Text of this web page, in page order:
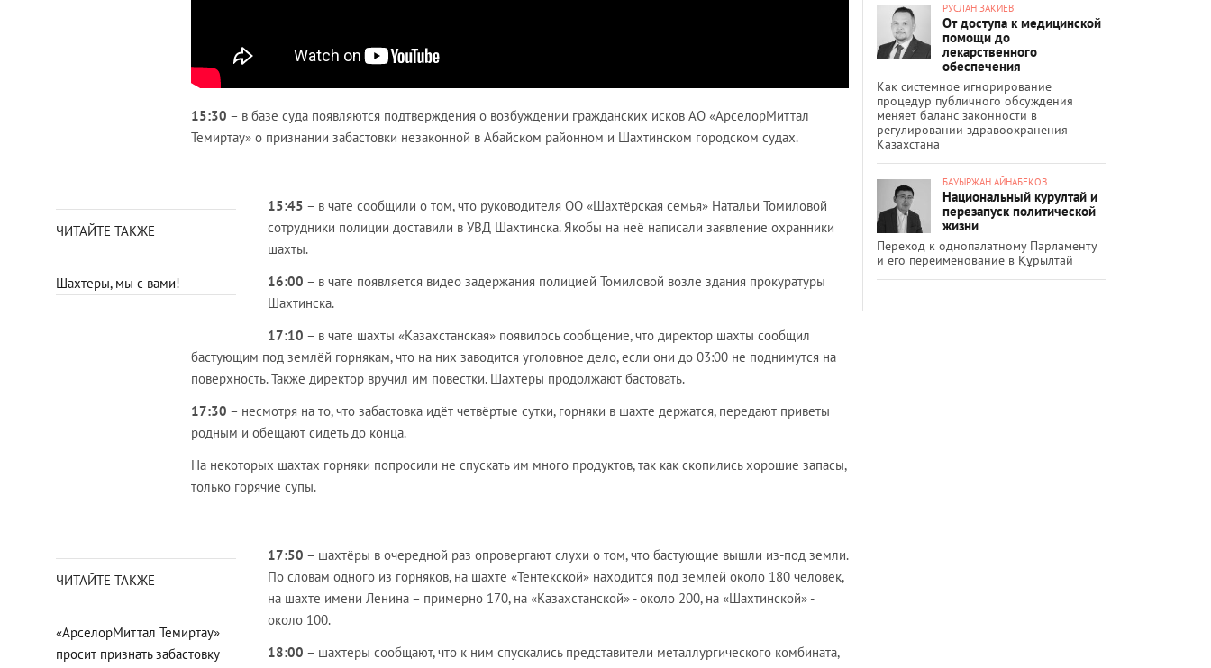
15:30 – в базе суда появляются подтверждения о возбуждении гражданских исков АО «АрселорМиттал
Темиртау» о признании забастовки незаконной в Абайском районном и Шахтинском городском судах.
ЧИТАЙТЕ ТАКЖЕ
Шахтеры, мы с вами!
15:45 – в чате сообщили о том, что руководителя ОО «Шахтёрская семья» Натальи Томиловой
сотрудники полиции доставили в УВД Шахтинска. Якобы на неё написали заявление охранники
шахты.
16:00 – в чате появляется видео задержания полицией Томиловой возле здания прокуратуры
Шахтинска.
17:10 – в чате шахты «Казахстанская» появилось сообщение, что директор шахты сообщил
бастующим под землёй горнякам, что на них заводится уголовное дело, если они до 03:00 не поднимутся на
поверхность. Также директор вручил им повестки. Шахтёры продолжают бастовать.
17:30 – несмотря на то, что забастовка идёт четвёртые сутки, горняки в шахте держатся, передают приветы
родным и обещают сидеть до конца.
На некоторых шахтах горняки попросили не спускать им много продуктов, так как скопились хорошие запасы,
только горячие супы.
ЧИТАЙТЕ ТАКЖЕ
«АрселорМиттал Темиртау»
просит признать забастовку
17:50 – шахтёры в очередной раз опровергают слухи о том, что бастующие вышли из-под земли.
По словам одного из горняков, на шахте «Тентекской» находится под землёй около 180 человек,
на шахте имени Ленина – примерно 170, на «Казахстанской» - около 200, на «Шахтинской» -
около 100.
18:00 – шахтеры сообщают, что к ним спускались представители металлургического комбината,
РУСЛАН ЗАКИЕВ
От доступа к медицинской
помощи до
лекарственного
обеспечения
Как системное игнорирование
процедур публичного обсуждения
меняет баланс законности в
регулировании здравоохранения
Казахстана
БАУЫРЖАН АЙНАБЕКОВ
Национальный курултай и
перезапуск политической
жизни
Переход к однопалатному Парламенту
и его переименование в Құрылтай